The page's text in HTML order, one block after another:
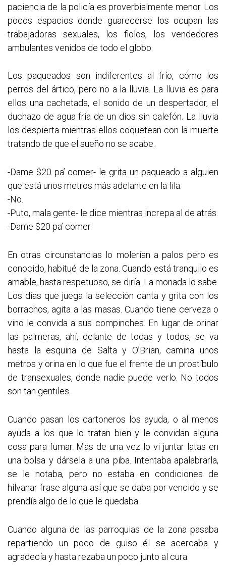
paciencia de la policía es proverbialmente menor. Los
pocos espacios donde guarecerse los ocupan las
trabajadoras sexuales, los fiolos, los vendedores
ambulantes venidos de todo el globo.
Los paqueados son indiferentes al frío, cómo los
perros del ártico, pero no a la lluvia. La lluvia es para
ellos una cachetada, el sonido de un despertador, el
duchazo de agua fría de un dios sin calefón. La lluvia
los despierta mientras ellos coquetean con la muerte
tratando de que el sueño no se acabe.
-Dame $20 pa’ comer- le grita un paqueado a alguien
que está unos metros más adelante en la fila.
-No.
-Puto, mala gente- le dice mientras increpa al de atrás.
-Dame $20 pa’ comer.
En otras circunstancias lo molerían a palos pero es
conocido, habitué de la zona. Cuando está tranquilo es
amable, hasta respetuoso, se diría. La monada lo sabe.
Los días que juega la selección canta y grita con los
borrachos, agita a las masas. Cuando tiene cerveza o
vino le convida a sus compinches. En lugar de orinar
las palmeras, ahí, delante de todas y todos, se va
hasta la esquina de Salta y O’Brian, camina unos
metros y orina en lo que fue el frente de un prostíbulo
de transexuales, donde nadie puede verlo. No todos
son tan gentiles.
Cuando pasan los cartoneros los ayuda, o al menos
ayuda a los que lo tratan bien y le convidan alguna
cosa para fumar. Más de una vez lo vi juntar latas en
una bolsa y dársela a una piba. Intentaba apalabrarla,
se le notaba, pero no estaba en condiciones de
hilvanar frase alguna así que se daba por vencido y se
prendía algo de lo que le quedaba.
Cuando alguna de las parroquias de la zona pasaba
repartiendo un poco de guiso él se acercaba y
agradecía y hasta rezaba un poco junto al cura.